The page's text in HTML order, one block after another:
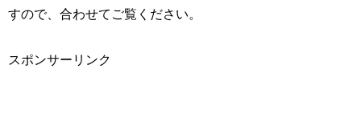
すので、合わせてご覧ください。
スポンサーリンク